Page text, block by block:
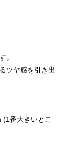
。
ツヤ感を引き出
番大きいとこ